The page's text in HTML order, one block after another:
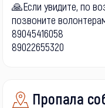
🙏Если увидите, по
позвоните
89045416058
89022655320
Пропала